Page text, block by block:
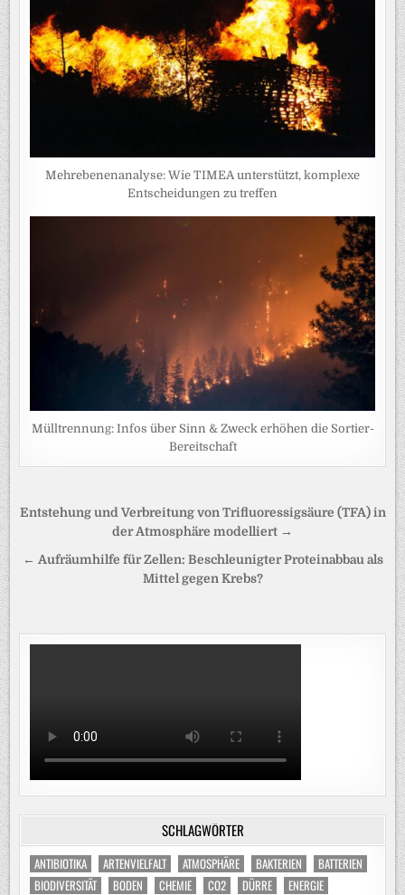
Mehrebenenanalyse: Wie TIMEA unterstützt, komplexe
Entscheidungen zu treffen
Mülltrennung: Infos über Sinn & Zweck erhöhen die Sortier-
Bereitschaft
Beitragsnavigation
Entstehung und Verbreitung von Trifluoressigsäure (TFA) in
der Atmosphäre modelliert →
← Aufräumhilfe für Zellen: Beschleunigter Proteinabbau als
Mittel gegen Krebs?
SCHLAGWÖRTER
ANTIBIOTIKA ARTENVIELFALT ATMOSPHÄRE BAKTERIEN
BATTERIEN
BIODIVERSITÄT
BODEN CHEMIE CO2 DÜRRE ENERGIE